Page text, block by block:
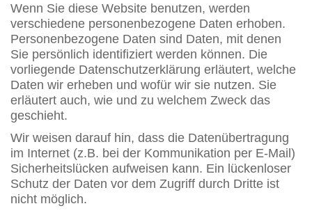
Wenn Sie diese Website benutzen, werden
verschiedene personenbezogene Daten erhoben.
Personenbezogene Daten sind Daten, mit denen
Sie persönlich identifiziert werden können. Die
vorliegende Datenschutzerklärung erläutert, welche
Daten wir erheben und wofür wir sie nutzen. Sie
erläutert auch, wie und zu welchem Zweck das
geschieht.
Wir weisen darauf hin, dass die Datenübertragung
im Internet (z.B. bei der Kommunikation per E-Mail)
Sicherheitslücken aufweisen kann. Ein lückenloser
Schutz der Daten vor dem Zugriff durch Dritte ist
nicht möglich.